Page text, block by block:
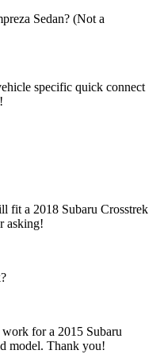
Sedan? (Not a
specific quick connect
fit a 2018 Subaru Crosstrek
asking!
for a 2015 Subaru
model. Thank you!